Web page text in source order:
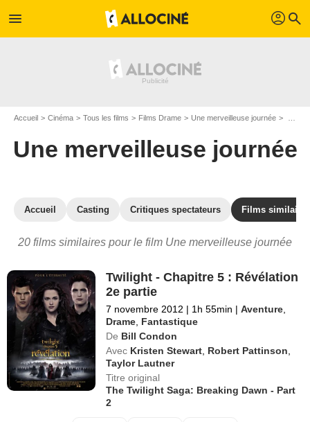
menu profil search
Accueil Cinéma Tous les films Films Drame Une merveilleuse journée
Une merveilleuse journée
Accueil Casting Critiques spectateurs Films similaires
20 films similaires pour le film Une merveilleuse journée
Twilight - Chapitre 5 : Révélation
2e partie
7 novembre 2012 | 1h 55min | Aventure
Drame Fantastique
De Bill Condon
Avec Kristen Stewart Robert Pattinson
Taylor Lautner
Titre original
The Twilight Saga: Breaking Dawn - Part
2